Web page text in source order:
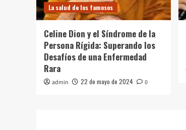
La salud de los famosos
Celine Dion y el Síndrome de la
Persona Rígida: Superando los
Desafíos de una Enfermedad
Rara
admin 22 de mayo de 2024 0